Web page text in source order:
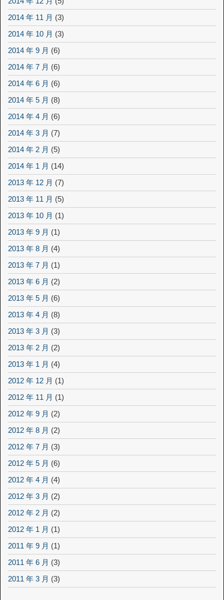
2014 年 11 月 (3)
2014 年 10 月 (3)
2014 年 9 月 (6)
2014 年 7 月 (6)
2014 年 6 月 (6)
2014 年 5 月 (8)
2014 年 4 月 (6)
2014 年 3 月 (7)
2014 年 2 月 (5)
2014 年 1 月 (14)
2013 年 12 月 (7)
2013 年 11 月 (5)
2013 年 10 月 (1)
2013 年 9 月 (1)
2013 年 8 月 (4)
2013 年 7 月 (1)
2013 年 6 月 (2)
2013 年 5 月 (6)
2013 年 4 月 (8)
2013 年 3 月 (3)
2013 年 2 月 (2)
2013 年 1 月 (4)
2012 年 12 月 (1)
2012 年 11 月 (1)
2012 年 9 月 (2)
2012 年 8 月 (2)
2012 年 7 月 (3)
2012 年 5 月 (6)
2012 年 4 月 (4)
2012 年 3 月 (2)
2012 年 2 月 (2)
2012 年 1 月 (1)
2011 年 9 月 (1)
2011 年 6 月 (3)
2011 年 3 月 (3)